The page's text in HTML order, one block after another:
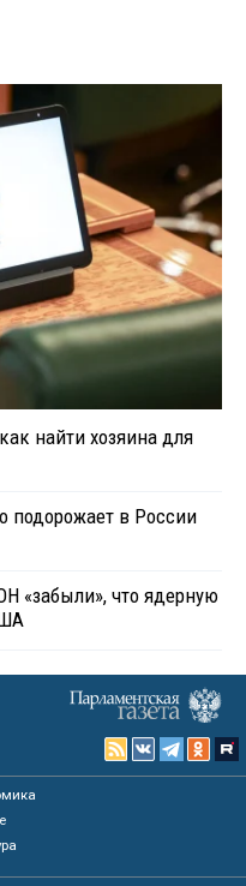
найти хозяина для
подорожает в России
«забыли», что ядерную